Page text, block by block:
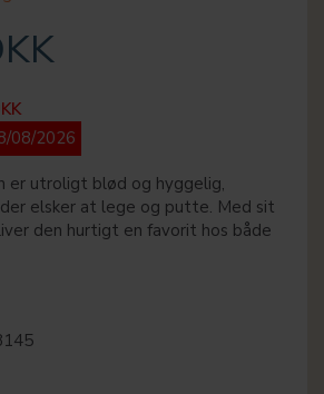
08/2026
er utroligt blød og hyggelig,
elsker at lege og putte. Med sit
den hurtigt en favorit hos både